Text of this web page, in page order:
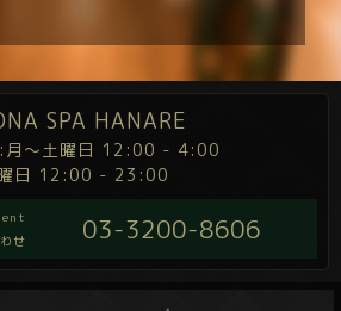
SPA HANARE
:月～土曜日 12:00 - 4:00
日 12:00 - 23:00
せ
03-3200-8606